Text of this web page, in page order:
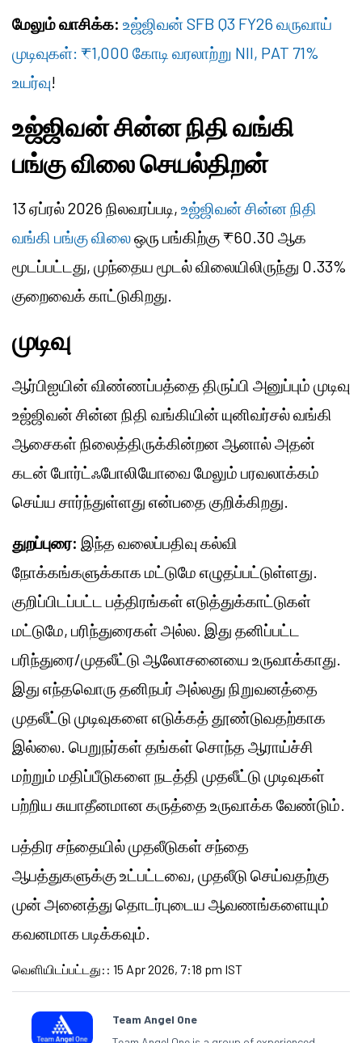
மேலும் வாசிக்க: உஜ்ஜிவன் SFB Q3 FY26 வருவாய்
முடிவுகள்: ₹1,000 கோடி வரலாற்று NII, PAT 71%
உயர்வு!
உஜ்ஜிவன் சின்ன நிதி வங்கி
பங்கு விலை செயல்திறன்
13 ஏப்ரல் 2026 நிலவரப்படி, உஜ்ஜிவன் சின்ன நிதி
வங்கி பங்கு விலைஒரு பங்கிற்கு ₹60.30 ஆக
மூடப்பட்டது, முந்தைய மூடல் விலையிலிருந்து 0.33%
குறைவைக் காட்டுகிறது.
முடிவு
ஆர்பிஐயின் விண்ணப்பத்தை திருப்பி அனுப்பும் முடிவு
உஜ்ஜிவன் சின்ன நிதி வங்கியின் யுனிவர்சல் வங்கி
ஆசைகள் நிலைத்திருக்கின்றன ஆனால் அதன்
கடன் போர்ட்ஃபோலியோவை மேலும் பரவலாக்கம்
செய்ய சார்ந்துள்ளது என்பதை குறிக்கிறது.
துறப்புரை: இந்த வலைப்பதிவு கல்வி
நோக்கங்களுக்காக மட்டுமே எழுதப்பட்டுள்ளது.
குறிப்பிடப்பட்ட பத்திரங்கள் எடுத்துக்காட்டுகள்
மட்டுமே, பரிந்துரைகள் அல்ல. இது தனிப்பட்ட
பரிந்துரை/முதலீட்டு ஆலோசனையை உருவாக்காது.
இது எந்தவொரு தனிநபர் அல்லது நிறுவனத்தை
முதலீட்டு முடிவுகளை எடுக்கத் தூண்டுவதற்காக
இல்லை. பெறுநர்கள் தங்கள் சொந்த ஆராய்ச்சி
மற்றும் மதிப்பீடுகளை நடத்தி முதலீட்டு முடிவுகள்
பற்றிய சுயாதீனமான கருத்தை உருவாக்க வேண்டும்.
பத்திர சந்தையில் முதலீடுகள் சந்தை
ஆபத்துகளுக்கு உட்பட்டவை, முதலீடு செய்வதற்கு
முன் அனைத்து தொடர்புடைய ஆவணங்களையும்
கவனமாக படிக்கவும்.
வெளியிடப்பட்டது: : 15 Apr 2026, 7:18 pm IST
Team Angel One